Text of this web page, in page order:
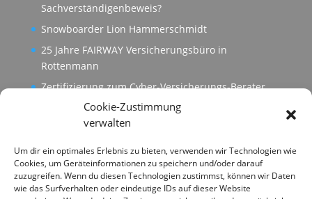
Cookie-Zustimmung
verwalten
Um dir ein optimales Erlebnis zu bieten, verwenden wir Technologien wie
Cookies, um Geräteinformationen zu speichern und/oder darauf
zuzugreifen. Wenn du diesen Technologien zustimmst, können wir Daten
wie das Surfverhalten oder eindeutige IDs auf dieser Website
Sachverständigenbeweis?
Snowboarder Lion Hammerschmidt
25 Jahre FAIRWAY Versicherungsbüro in
Rottenmann
Zertifizierung zum Cyber-Versicherungs-Berater